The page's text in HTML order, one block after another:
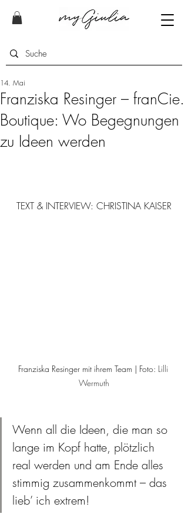
Franziska Resinger – franCie.
Boutique: Wo Begegnungen
zu Ideen werden
14. Mai
TEXT & INTERVIEW: CHRISTINA KAISER
Franziska Resinger mit ihrem Team | Foto: Lilli
Wermuth
Wenn all die Ideen, die man so
lange im Kopf hatte, plötzlich
real werden und am Ende alles
stimmig zusammenkommt – das
lieb’ ich extrem!